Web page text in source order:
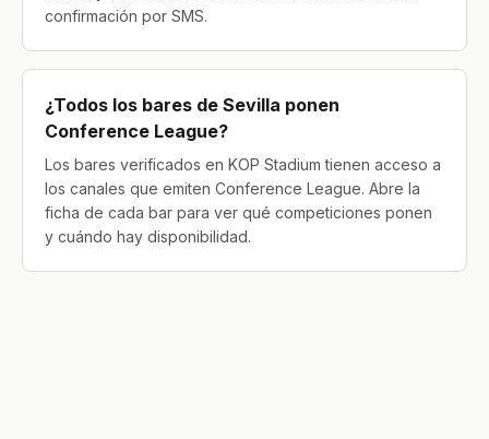
confirmación por SMS.
¿Todos los bares de Sevilla ponen
Conference League?
Los bares verificados en KOP Stadium tienen acceso a
los canales que emiten Conference League. Abre la
ficha de cada bar para ver qué competiciones ponen
y cuándo hay disponibilidad.